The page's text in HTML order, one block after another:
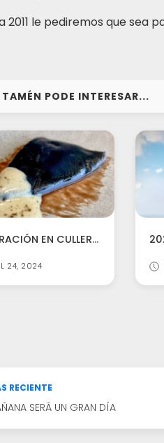
2011 le pediremos que sea
TAMÉN PODE INTERESAR...
INSPIRACIÓN EN CULLER DE PAU (O GROVE)
24, 2024
RECIENTE
SERÁ UN GRAN DÍA